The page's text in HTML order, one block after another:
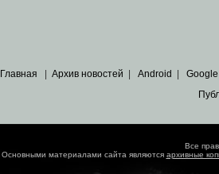
Главная | Архив новостей | Android | Google
Все
Основными материалами сайта являются архивные